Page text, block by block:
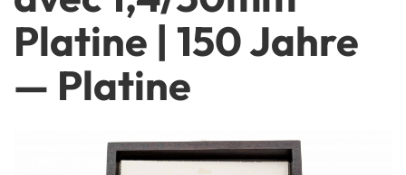
Platine | 150 Jahre
— Platine